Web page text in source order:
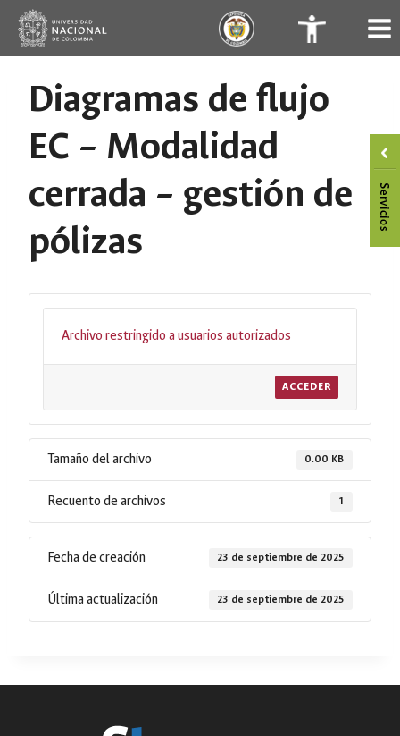
Saltar
contenido
. .
Diagramas de flujo
EC – Modalidad
cerrada – gestión de
pólizas
Archivo restringido a usuarios autorizados
ACCEDER
Tamaño del archivo 0.00 KB
Recuento de archivos 1
Fecha de creación 23 de septiembre de 2025
Última actualización 23 de septiembre de 2025